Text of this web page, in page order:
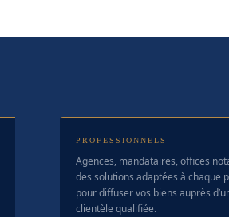
PROFESSIONNELS
Agences, mandataires, offices
des solutions adaptées à chaque
pour diffuser vos biens auprès
clientèle qualifiée.